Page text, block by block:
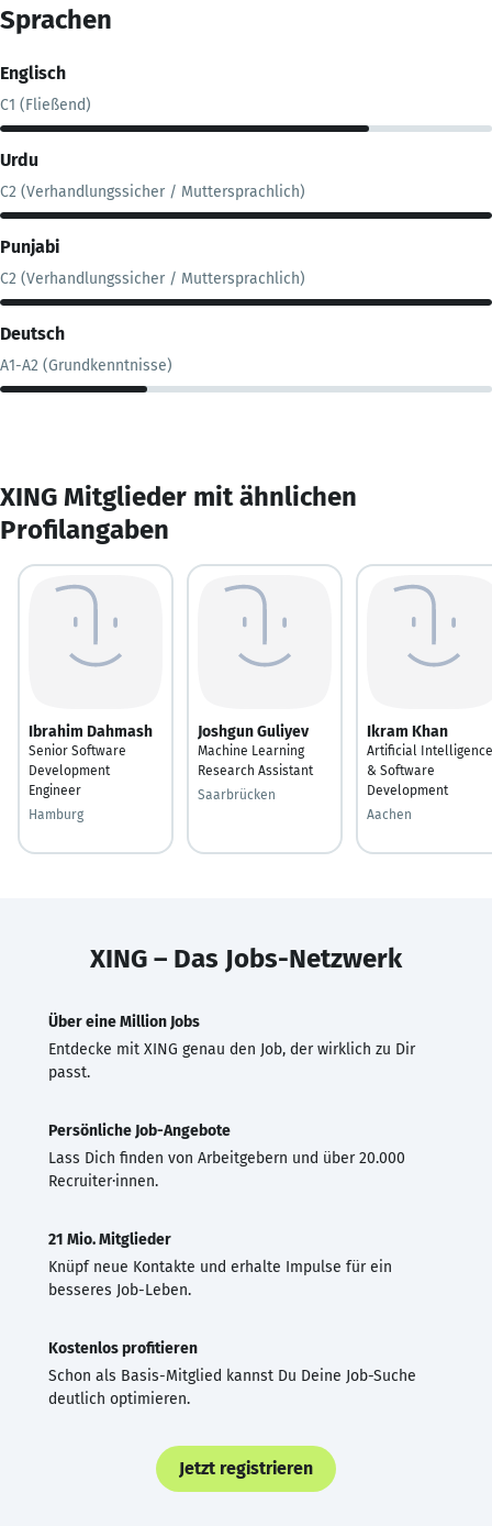
Sprachen
Englisch
C1 (Fließend)
Urdu
C2 (Verhandlungssicher / Muttersprachlich)
Punjabi
C2 (Verhandlungssicher / Muttersprachlich)
Deutsch
A1-A2 (Grundkenntnisse)
XING Mitglieder mit ähnlichen
Profilangaben
Ibrahim Dahmash
Senior Software
Development
Engineer
Hamburg
Joshgun Guliyev
Machine Learning
Research Assistant
Saarbrücken
Ikram Khan
Artificial Intelligence
& Software
Development
Aachen
XING – Das Jobs-Netzwerk
Über eine Million Jobs
Entdecke mit XING genau den Job, der wirklich zu Dir
passt.
Persönliche Job-Angebote
Lass Dich finden von Arbeitgebern und über 20.000
Recruiter·innen.
21 Mio. Mitglieder
Knüpf neue Kontakte und erhalte Impulse für ein
besseres Job-Leben.
Kostenlos profitieren
Schon als Basis-Mitglied kannst Du Deine Job-Suche
deutlich optimieren.
Jetzt registrieren